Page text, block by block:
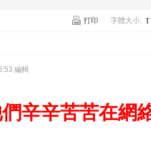
打印 字體大小:
編輯
們辛辛苦苦在網